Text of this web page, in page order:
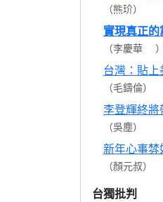
（熊玠）
實現真正的
（李慶華 ）
台灣：貼上
（毛鑄倫）
李登輝終
（吳塵）
新年心事棼
（顏元叔）
台獨批判